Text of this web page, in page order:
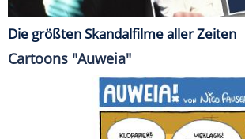
Die größten Skandalfilme aller Zeiten
Cartoons "Auweia"